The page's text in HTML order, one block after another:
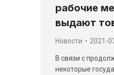
рабочие
выдают
Новости 2021-
В связи с
некоторые